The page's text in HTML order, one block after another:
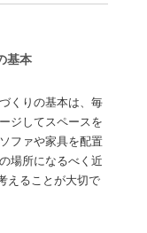
基本
くりの基本は、毎
ジしてスペースを
ファや家具を配置
場所になるべく近
えることが大切で